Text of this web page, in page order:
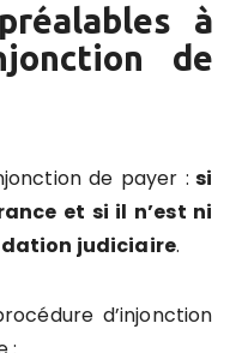
à
de
de payer : si
et si il n’est ni
judiciaire.
d’injonction